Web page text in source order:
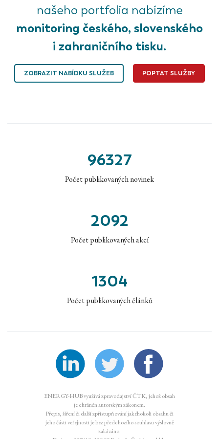
našeho portfolia nabízíme
monitoring českého, slovenského
i zahraničního tisku.
ZOBRAZIT NABÍDKU SLUŽEB POPTAT SLUŽBY
96327
Počet publikovaných novinek
2092
Počet publikovaných akcí
1304
Počet publikovaných článků
ENERGY-HUB využívá zpravodajství ČTK, jehož obsah
je chráněn autorským zákonem.
Přepis, šíření či další zpřístupňování jakéhokoli obsahu či
jeho části veřejnosti je bez předchozího souhlasu výslovně
zakázáno.